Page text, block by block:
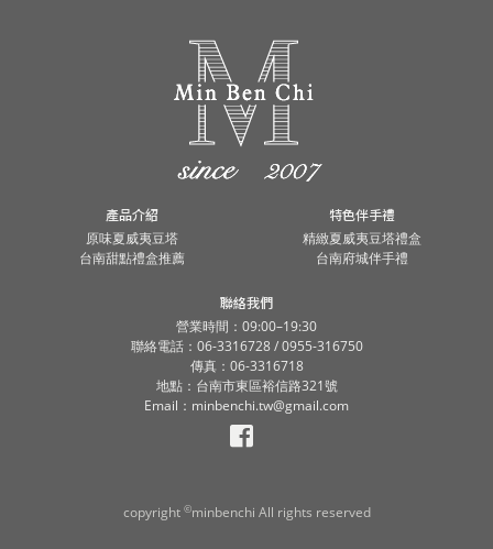
產品介紹
原味夏威夷豆塔
台南甜點禮盒推薦
特色伴手禮
精緻夏威夷豆塔禮盒
台南府城伴手禮
聯絡我們
營業時間：09:00–19:30
聯絡電話：06-3316728 / 0955-316750
傳真：06-3316718
地點：台南市東區裕信路321號
Email：minbenchi.tw@gmail.com
copyright ©minbenchi All rights reserved